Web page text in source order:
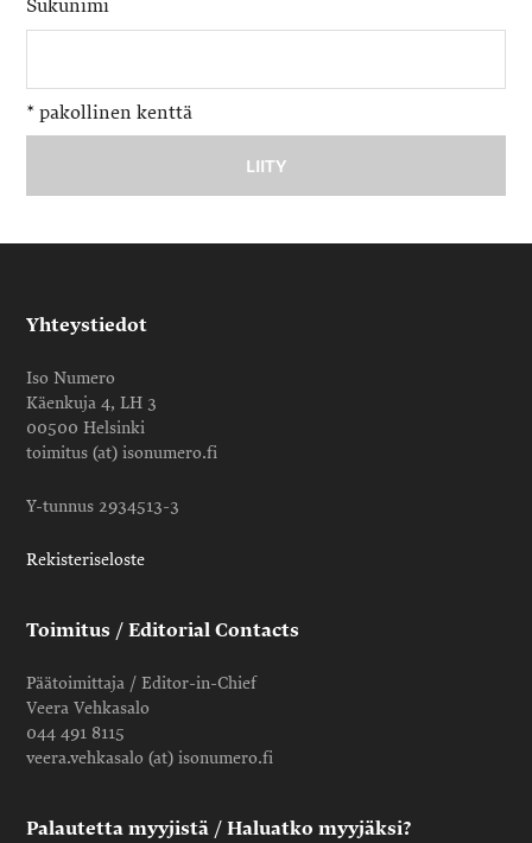
Sukunimi
* pakollinen kenttä
Yhteystiedot
Iso Numero
Käenkuja 4, LH 3
00500 Helsinki
toimitus (at) isonumero.fi
Y-tunnus 2934513-3
Rekisteriseloste
Toimitus / Editorial Contacts
Päätoimittaja / Editor-in-Chief
Veera Vehkasalo
044 491 8115
veera.vehkasalo (at) isonumero.fi
Palautetta myyjistä / Haluatko myyjäksi?